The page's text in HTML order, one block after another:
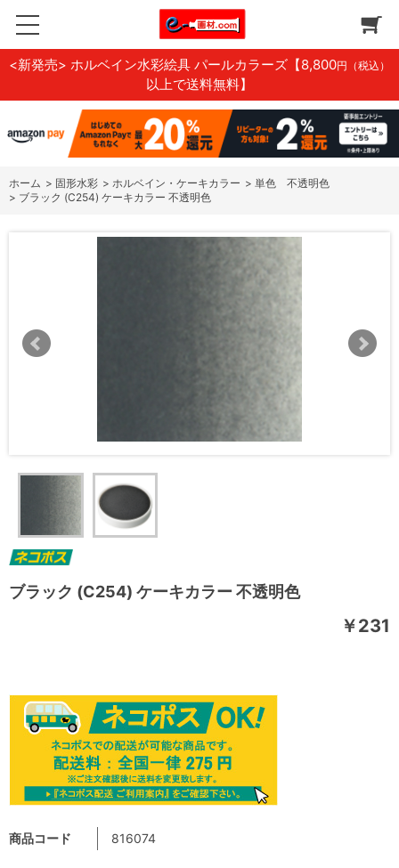
<新発売> ホルベイン水彩絵具 パールカラーズ 【8,800円（税込）
以上で送料無料】
ホーム > 固形水彩 > ホルベイン・ケーキカラー > 単色 不透明色
> ブラック (C254) ケーキカラー 不透明色
ブラック (C254) ケーキカラー 不透明色
￥231
商品コード 816074